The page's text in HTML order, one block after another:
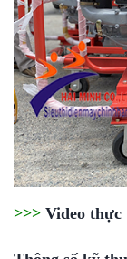
>>> Video thực